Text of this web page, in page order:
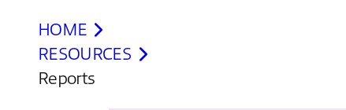
HOME
RESOURCES
Reports